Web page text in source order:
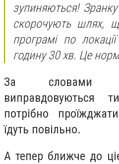
зупиняються!
скорочують шлях,
програмі по
годину 30 хв. Це
За словами
виправдовуються
потрібно
їдуть повільно.
А тепер ближче до